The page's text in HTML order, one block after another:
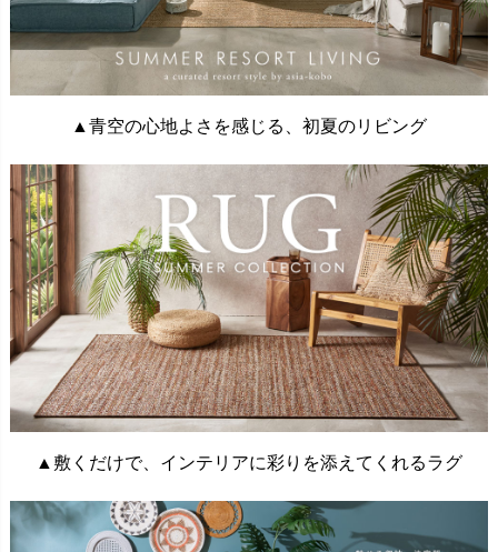
▲青空の心地よさを感じる、初夏のリビング
▲敷くだけで、インテリアに彩りを添えてくれるラグ